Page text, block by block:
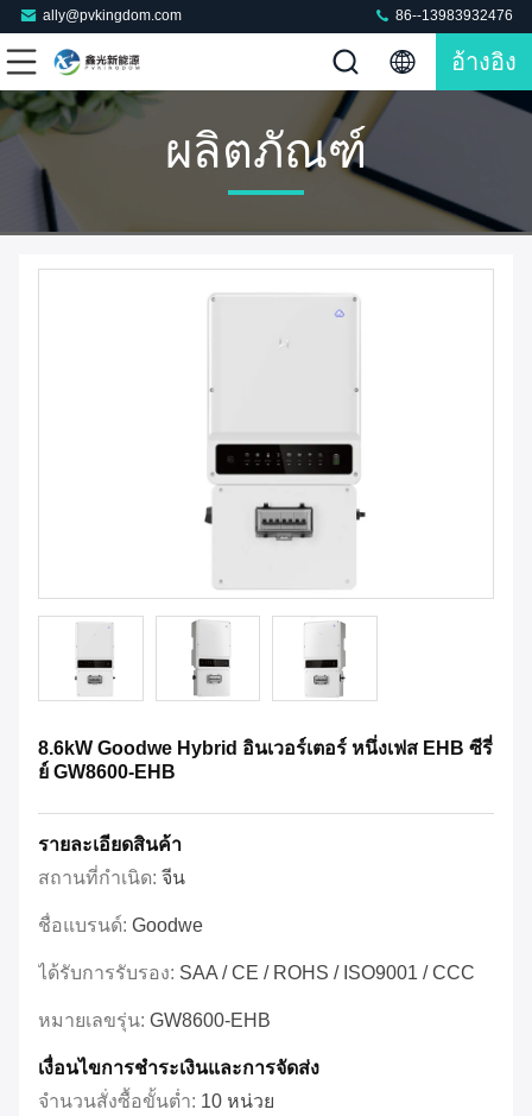
ally@pvkingdom.com 86--13983932476
อ้างอิง
ผลิตภัณฑ์
8.6kW Goodwe Hybrid อินเวอร์เตอร์ หนึ่งเฟส EHB ซีรี่
ย์ GW8600-EHB
รายละเอียดสินค้า
สถานที่กำเนิด: จีน
ชื่อแบรนด์: Goodwe
ได้รับการรับรอง: SAA / CE / ROHS / ISO9001 / CCC
หมายเลขรุ่น: GW8600-EHB
เงื่อนไขการชําระเงินและการจัดส่ง
จำนวนสั่งซื้อขั้นต่ำ: 10 หน่วย